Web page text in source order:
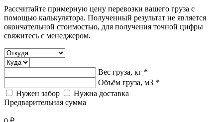
Рассчитайте примерную цену перевозки вашего груза с
помощью калькулятора. Полученный результат не является
окончательной стоимостью, для получения точной цифры
свяжитесь с менеджером.
Вес груза, кг *
Объём груза, м3 *
Нужен забор
Нужна доставка
Предварительная сумма